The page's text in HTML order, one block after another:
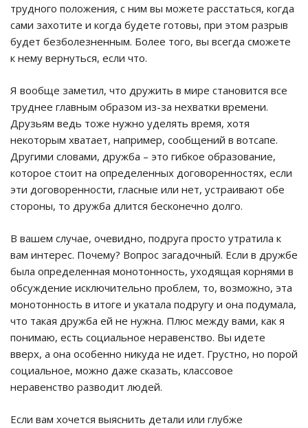
трудного положения, с ним вы можете расстаться, когда
сами захотите и когда будете готовы, при этом разрыв
будет безболезненным. Более того, вы всегда сможете
к нему вернуться, если что.
Я вообще заметил, что дружить в мире становится все
труднее главным образом из-за нехватки времени.
Друзьям ведь тоже нужно уделять время, хотя
некоторым хватает, например, сообщений в вотсапе.
Другими словами, дружба – это гибкое образование,
которое стоит на определенных договоренностях, если
эти договоренности, гласные или нет, устраивают обе
стороны, то дружба длится бесконечно долго.
В вашем случае, очевидно, подруга просто утратила к
вам интерес. Почему? Вопрос загадочный. Если в дружбе
была определенная монотонность, уходящая корнями в
обсуждение исключительно проблем, то, возможно, эта
монотонность в итоге и укатала подругу и она подумала,
что такая дружба ей не нужна. Плюс между вами, как я
понимаю, есть социальное неравенство. Вы идете
вверх, а она особенно никуда не идет. Грустно, но порой
социальное, можно даже сказать, классовое
неравенство разводит людей.
Если вам хочется выяснить детали или глубже